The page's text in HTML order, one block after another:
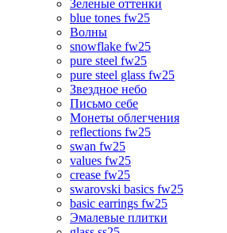
Зеленые оттенки
blue tones fw25
Волны
snowflake fw25
pure steel fw25
pure steel glass fw25
Звездное небо
Письмо себе
Монеты облегчения
reflections fw25
swan fw25
values fw25
crease fw25
swarovski basics fw25
basic earrings fw25
Эмалевые плитки